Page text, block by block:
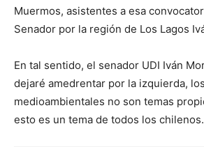
Muermos, asistentes a esa
Senador por la región de Los Lagos
En tal sentido, el senador UDI Iván
dejaré amedrentar por la izquierda,
medioambientales no son temas
esto es un tema de todos los chilenos.